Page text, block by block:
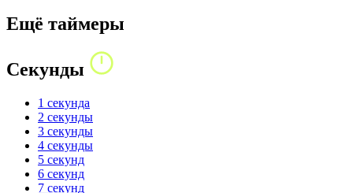
Ещё таймеры
Секунды
1 секунда
2 секунды
3 секунды
4 секунды
5 секунд
6 секунд
7 секунд